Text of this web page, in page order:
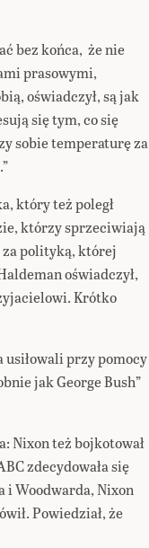
bez końca, że nie
prasowymi,
oświadczył, są jak
się tym, co się
sobie temperaturę za
który też poległ
którzy sprzeciwiają
polityką, której
oświadczył,
Krótko
usiłowali przy pomocy
jak George Bush”
Nixon też bojkotował
zdecydowała się
i Woodwarda, Nixon
Powiedział, że